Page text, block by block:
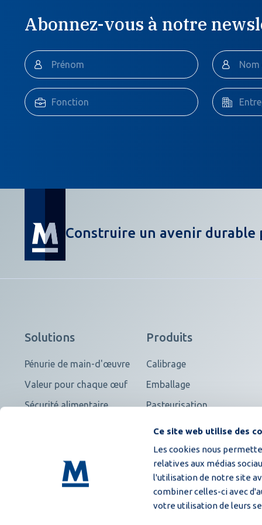
Ce site web utilise des
Les cookies nous
relatives aux médias
l'utilisation de notre site
combiner celles-ci avec
votre utilisation de leurs
Abonnez-vous à notre
Construire un avenir durable
Solutions
Pénurie de main-d'œuvre
Valeur pour chaque œuf
Sécurité alimentaire
Produits
Calibrage
Emballage
Pasteurisation
Voir tout